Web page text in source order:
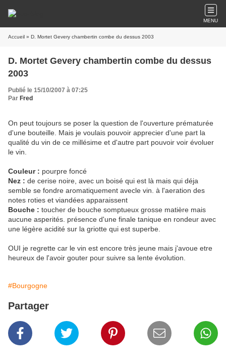
MENU
Accueil » D. Mortet Gevery chambertin combe du dessus 2003
D. Mortet Gevery chambertin combe du dessus
2003
Publié le 15/10/2007 à 07:25
Par Fred
On peut toujours se poser la question de l'ouverture prématurée
d'une bouteille. Mais je voulais pouvoir apprecier d'une part la
qualité du vin de ce millésime et d'autre part pouvoir voir évoluer
le vin.
Couleur : pourpre foncé
Nez : de cerise noire, avec un boisé qui est là mais qui déja
semble se fondre aromatiquement avecle vin. à l'aeration des
notes roties et viandées apparaissent
Bouche : toucher de bouche somptueux grosse matière mais
aucune asperités. présence d'une finale tanique en rondeur avec
une légère acidité sur la griotte qui est superbe.
OUI je regrette car le vin est encore très jeune mais j'avoue etre
heureux de l'avoir gouter pour suivre sa lente évolution.
#Bourgogne
Partager